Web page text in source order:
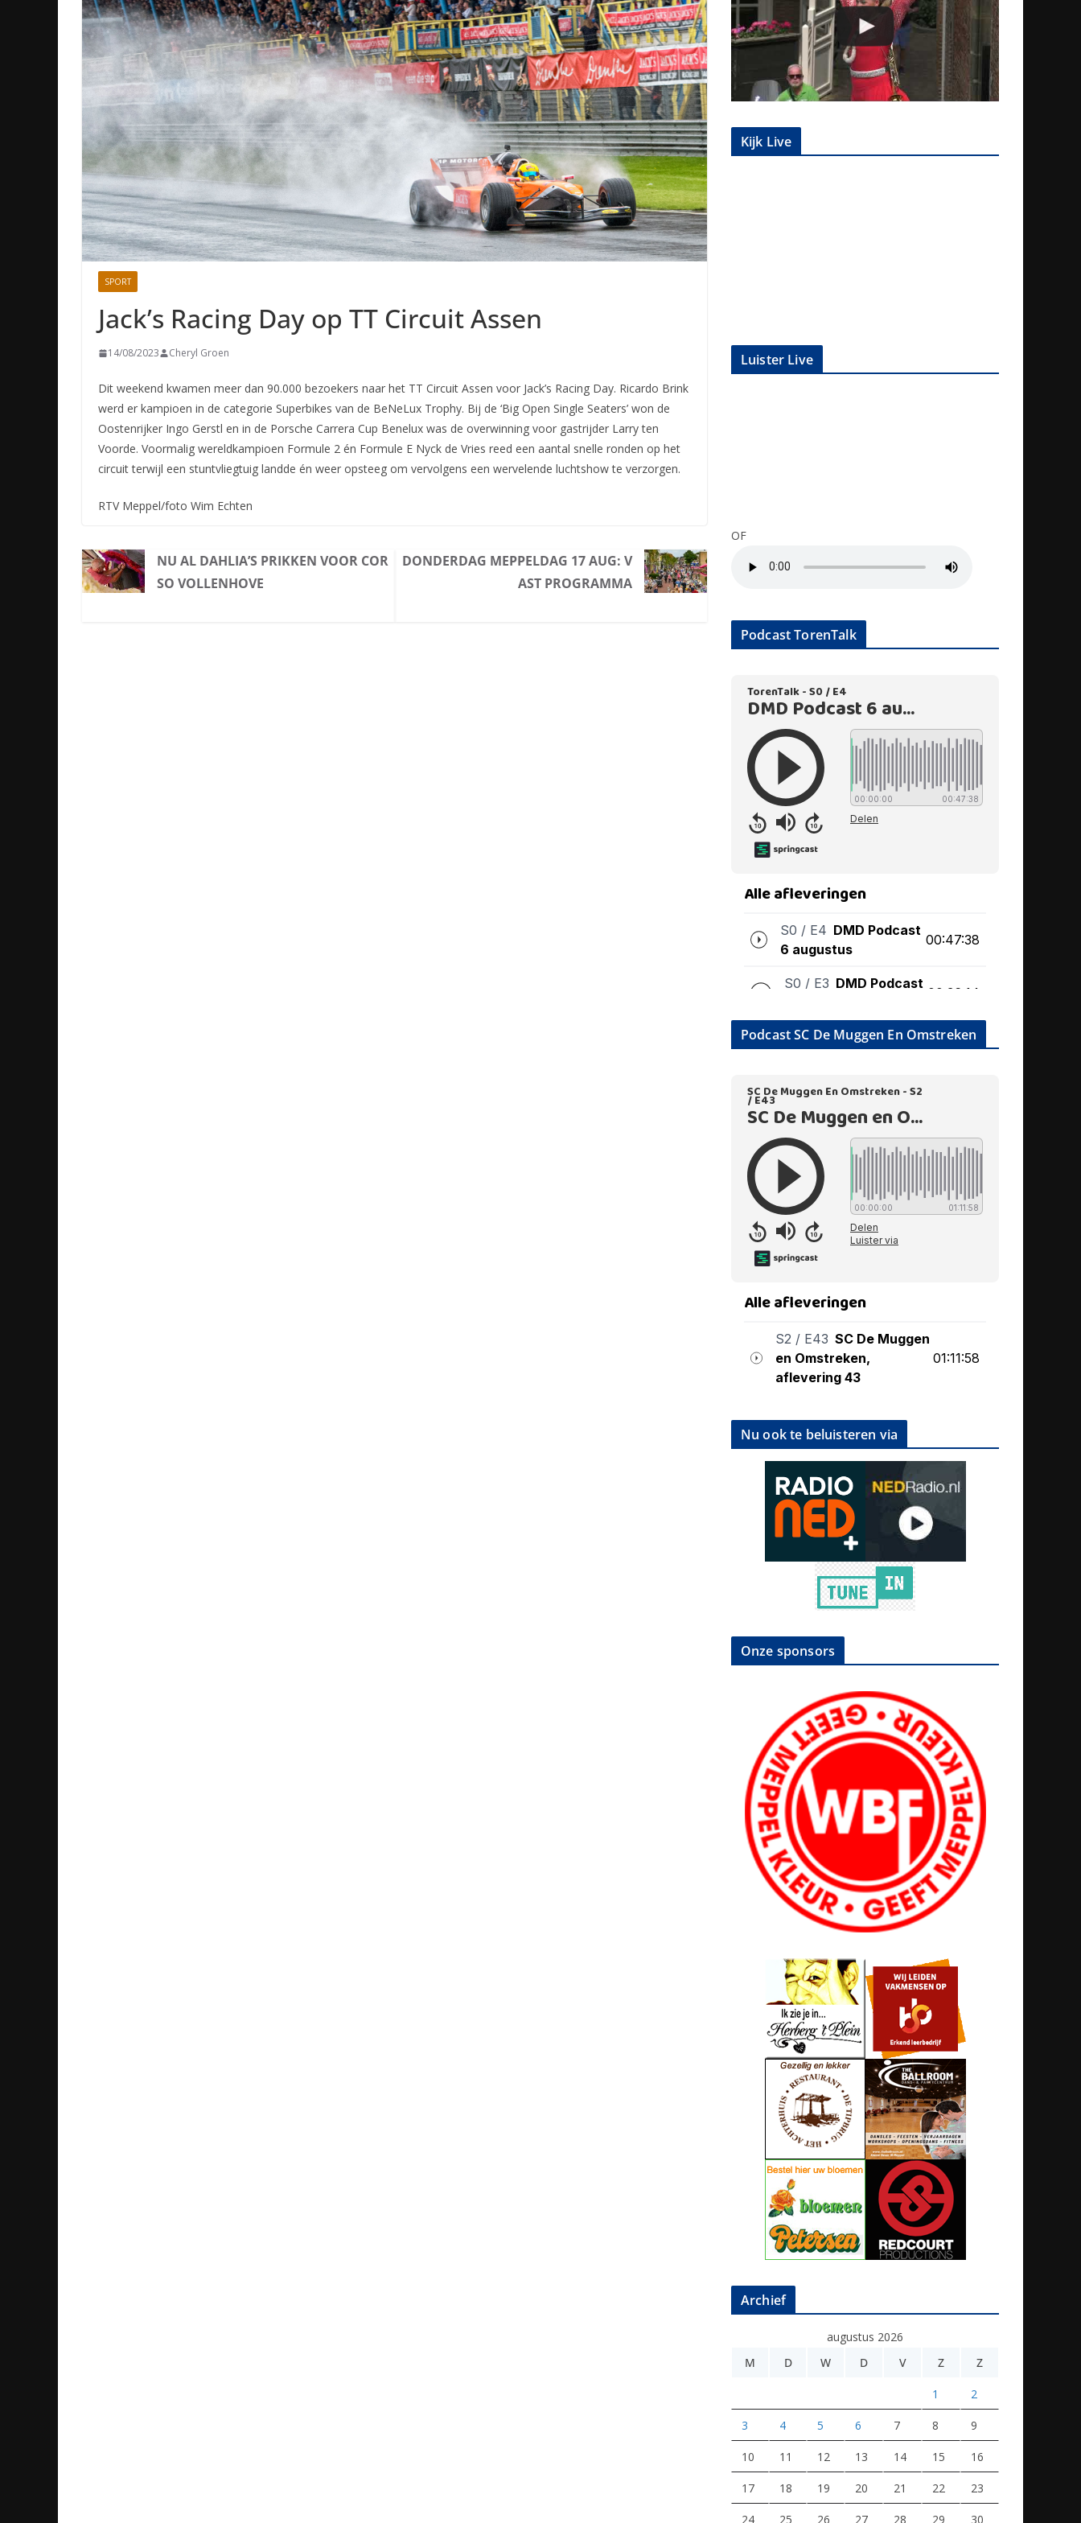
SPORT
Jack’s Racing Day op TT Circuit Assen
14/08/2023 Cheryl Groen
Dit weekend kwamen meer dan 90.000 bezoekers naar het TT Circuit Assen voor Jack’s Racing Day. Ricardo Brink
werd er kampioen in de categorie Superbikes van de BeNeLux Trophy. Bij de ‘Big Open Single Seaters’ won de
Oostenrijker Ingo Gerstl en in de Porsche Carrera Cup Benelux was de overwinning voor gastrijder Larry ten
Voorde. Voormalig wereldkampioen Formule 2 én Formule E Nyck de Vries reed een aantal snelle ronden op het
circuit terwijl een stuntvliegtuig landde én weer opsteeg om vervolgens een wervelende luchtshow te verzorgen.
RTV Meppel/foto Wim Echten
NU AL DAHLIA’S PRIKKEN VOOR COR
SO VOLLENHOVE
DONDERDAG MEPPELDAG 17 AUG: V
AST PROGRAMMA
Kijk Live
Luister Live
OF
Podcast TorenTalk
Podcast SC De Muggen En Omstreken
Nu ook te beluisteren via
Onze sponsors
Archief
augustus 2026
M
D W D V Z Z
1 2
3 4 5 6 7 8 9
10 11 12 13 14 15 16
17 18 19 20 21 22 23
24 25 26 27 28 29 30